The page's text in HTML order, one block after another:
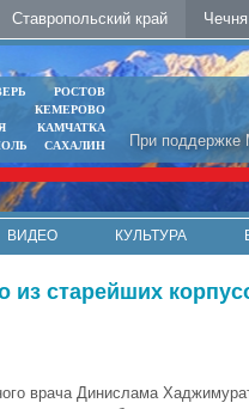
Ставропольский край Чечня
При поддержке
РОСТОВ
КЕМЕРОВО
КАМЧАТКА
САХАЛИН
ВИДЕО КУЛЬТУРА
из старейших
врача Динислама